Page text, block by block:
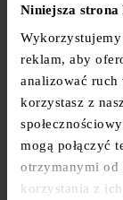
Niniejsza
reklam, aby
analizować
korzystasz z
mogą połączyć
otrzymanymi od
korzystania z ich
komunikacji